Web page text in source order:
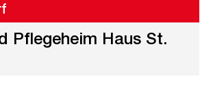
Pflegeheim Haus St.